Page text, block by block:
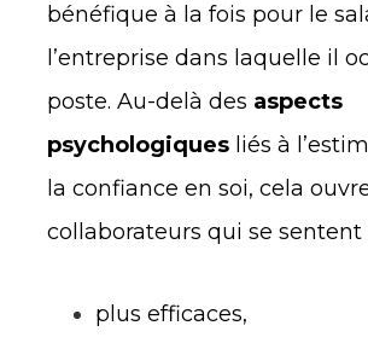
bénéfique à la fois pour le
l’entreprise dans laquelle il
poste. Au-delà des aspects
psychologiques liés à
la confiance en soi, cela
collaborateurs qui se sentent
plus efficaces,